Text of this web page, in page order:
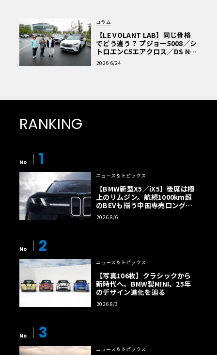
コラム
【LE VOLANT LAB】同じ骨格
でどう違う？ プジョー5008／シ
トロエンC5エアクロス／DS Nº4
読者一気乗りレポート
2026 6/24
RANKING
No 1
ニュース＆トピックス
【BMW新型X5／iX5】後席は極
上のリムジン。航続1000km超
のBEVも揃う中国専売ロング仕
様の全貌
2026 8/6
No 2
ニュース＆トピックス
【写真106枚】クラシックから
新時代へ。BMW製MINI、25年
のデザイン進化を辿る
2026 8/3
No 3
ニュース＆トピックス